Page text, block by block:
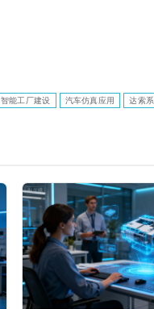
智能工厂建设 汽车仿真应用 达索